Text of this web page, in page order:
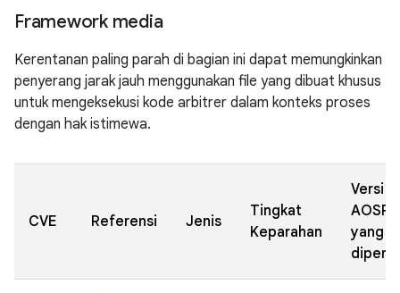
Framework media
Kerentanan paling parah di bagian ini dapat memungkinkan
penyerang jarak jauh menggunakan file yang dibuat khusus
untuk mengeksekusi kode arbitrer dalam konteks proses
dengan hak istimewa.
CVE Referensi Jenis
Tingkat
Keparahan
Versi
AOSP
yang